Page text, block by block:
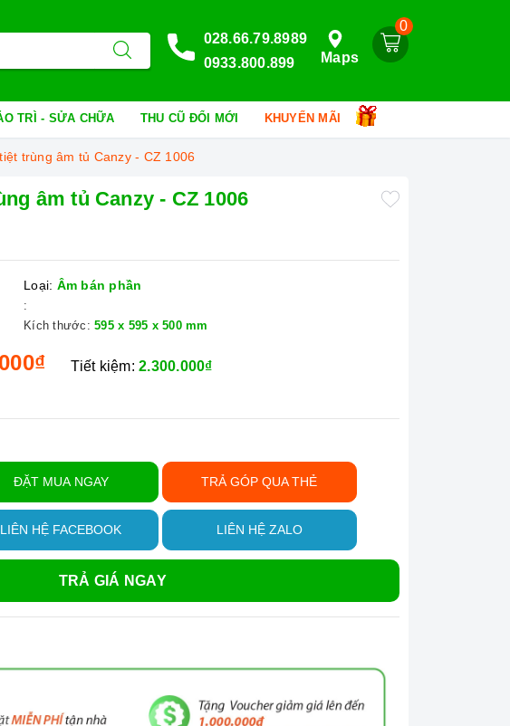
0
Maps
028.66.79.8989
0933.800.899
TRÌ - SỬA CHỮA THU CŨ ĐỔI MỚI KHUYẾN MÃI
trùng âm tủ Canzy - CZ 1006
âm tủ Canzy - CZ 1006
Loại: Âm bán phần
:
Kích thước: 595 x 595 x 500 mm
Tiết kiệm:2.300.000₫
ĐẶT MUA NGAY TRẢ GÓP QUA THẺ
LIÊN HỆ FACEBOOK LIÊN HỆ ZALO
TRẢ GIÁ NGAY